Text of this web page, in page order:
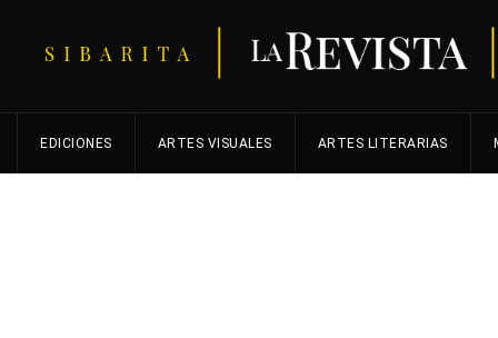
EDICIONES ARTES VISUALES ARTES LITERARIAS